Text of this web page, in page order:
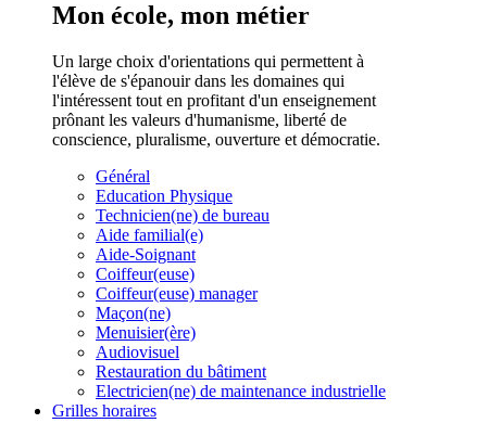
Mon école, mon métier
Un large choix d'orientations qui permettent à
l'élève de s'épanouir dans les domaines qui
l'intéressent tout en profitant d'un enseignement
prônant les valeurs d'humanisme, liberté de
conscience, pluralisme, ouverture et démocratie.
Général
Education Physique
Technicien(ne) de bureau
Aide familial(e)
Aide-Soignant
Coiffeur(euse)
Coiffeur(euse) manager
Maçon(ne)
Menuisier(ère)
Audiovisuel
Restauration du bâtiment
Electricien(ne) de maintenance industrielle
Grilles horaires